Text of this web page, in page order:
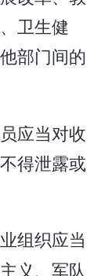
卫生健
部门间的
应当对收
得泄露或
组织应当
义、军队